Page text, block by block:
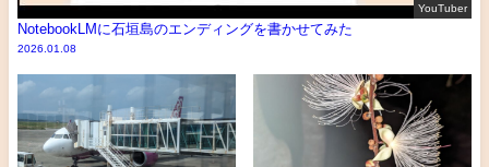
YouTuber
NotebookLMに石垣島のエンディングを書かせてみた
2026.01.08